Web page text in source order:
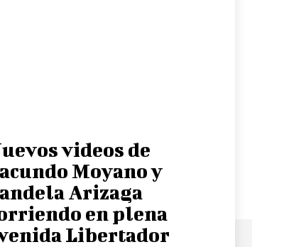
videos de
Moyano y
Arizaga
en plena
Libertador